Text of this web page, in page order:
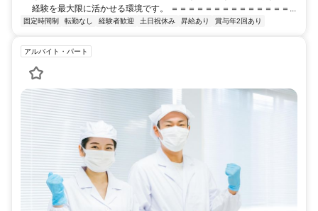
経験を最大限に活かせる環境です。 ＝＝＝＝＝＝＝＝＝＝＝＝＝＝...
固定時間制 転勤なし 経験者歓迎 土日祝休み 昇給あり 賞与年2回あり
アルバイト・パート